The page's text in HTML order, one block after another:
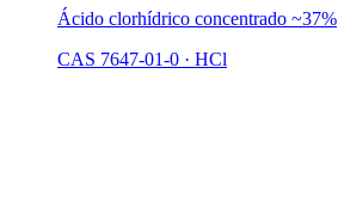
Ácido clorhídrico concentrado ~37%
CAS 7647-01-0 · HCl